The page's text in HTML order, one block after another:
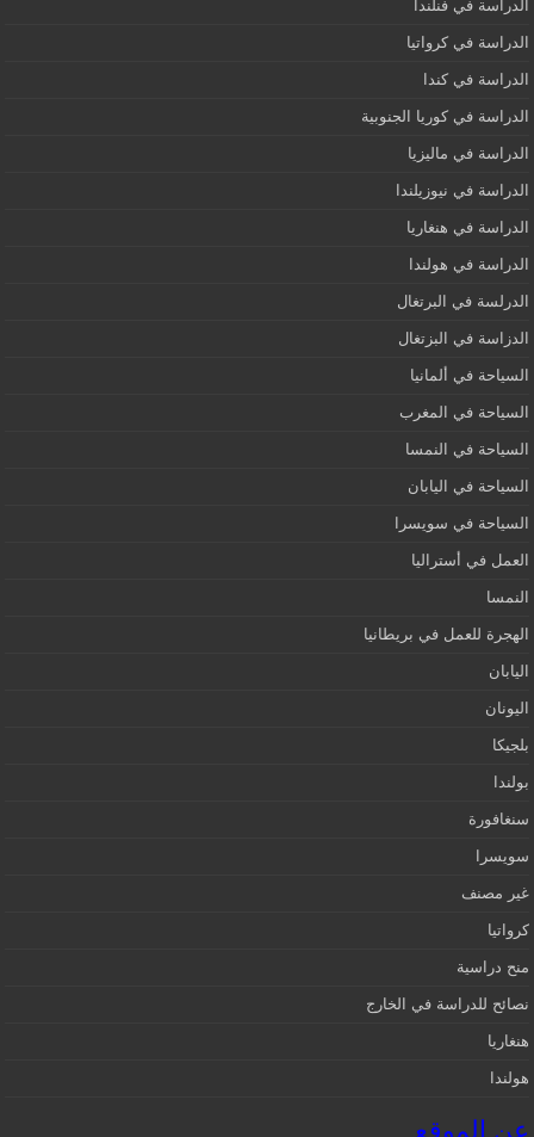
الدراسة في فنلندا
الدراسة في كرواتيا
الدراسة في كندا
الدراسة في كوريا الجنوبية
الدراسة في ماليزيا
الدراسة في نيوزيلندا
الدراسة في هنغاريا
الدراسة في هولندا
الدرلسة في البرتغال
الدزاسة في البزتغال
السياحة في ألمانيا
السياحة في المغرب
السياحة في النمسا
السياحة في اليابان
السياحة في سويسرا
العمل في أستراليا
النمسا
الهجرة للعمل في بريطانيا
اليابان
اليونان
بلجيكا
بولندا
سنغافورة
سويسرا
غير مصنف
كرواتيا
منح دراسية
نصائح للدراسة في الخارج
هنغاريا
هولندا
عن الموقع